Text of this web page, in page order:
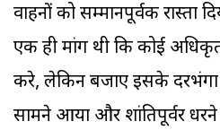
वाहनों को सम्मानपूर्वक रास्ता
एक ही मांग थी कि कोई
करे, लेकिन बजाए इसके दरभंगा
सामने आया और शांतिपूर्वर धरने